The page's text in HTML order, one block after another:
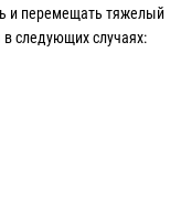
и перемещать тяжелый
в следующих случаях: